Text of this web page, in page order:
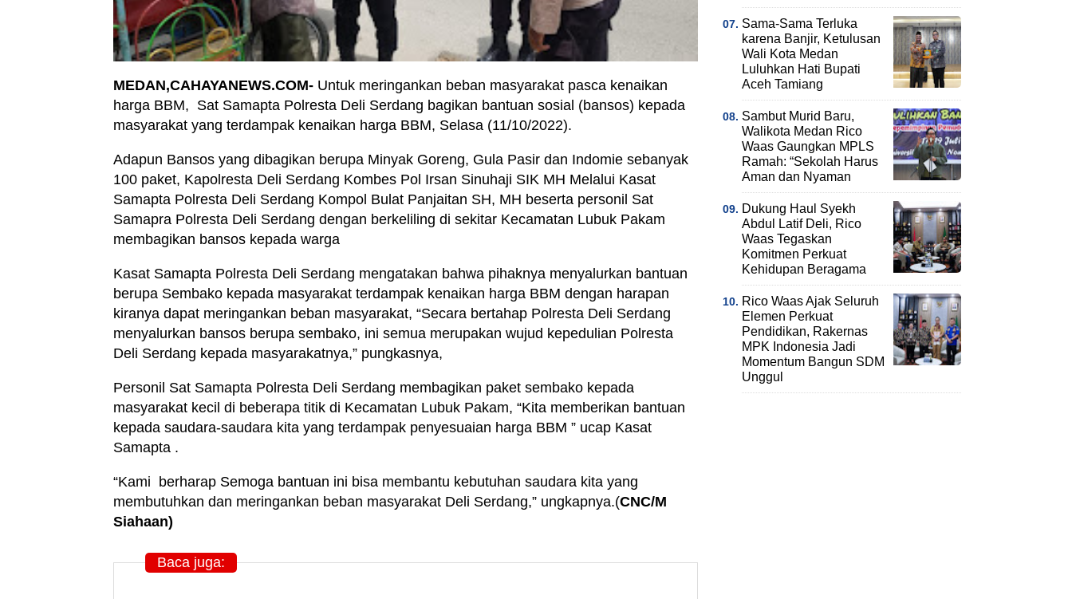
MEDAN,CAHAYANEWS.COM- Untuk meringankan beban masyarakat pasca kenaikan
harga BBM, Sat Samapta Polresta Deli Serdang bagikan bantuan sosial (bansos) kepada
masyarakat yang terdampak kenaikan harga BBM, Selasa (11/10/2022).
Adapun Bansos yang dibagikan berupa Minyak Goreng, Gula Pasir dan Indomie sebanyak
100 paket, Kapolresta Deli Serdang Kombes Pol Irsan Sinuhaji SIK MH Melalui Kasat
Samapta Polresta Deli Serdang Kompol Bulat Panjaitan SH, MH beserta personil Sat
Samapra Polresta Deli Serdang dengan berkeliling di sekitar Kecamatan Lubuk Pakam
membagikan bansos kepada warga
Kasat Samapta Polresta Deli Serdang mengatakan bahwa pihaknya menyalurkan bantuan
berupa Sembako kepada masyarakat terdampak kenaikan harga BBM dengan harapan
kiranya dapat meringankan beban masyarakat, “Secara bertahap Polresta Deli Serdang
menyalurkan bansos berupa sembako, ini semua merupakan wujud kepedulian Polresta
Deli Serdang kepada masyarakatnya,” pungkasnya,
Personil Sat Samapta Polresta Deli Serdang membagikan paket sembako kepada
masyarakat kecil di beberapa titik di Kecamatan Lubuk Pakam, “Kita memberikan bantuan
kepada saudara-saudara kita yang terdampak penyesuaian harga BBM ” ucap Kasat
Samapta .
“Kami berharap Semoga bantuan ini bisa membantu kebutuhan saudara kita yang
membutuhkan dan meringankan beban masyarakat Deli Serdang,” ungkapnya.(CNC/M
Siahaan)
Baca juga:
Sama-Sama Terluka
karena Banjir, Ketulusan
Wali Kota Medan
Luluhkan Hati Bupati
Aceh Tamiang
Sambut Murid Baru,
Walikota Medan Rico
Waas Gaungkan MPLS
Ramah: “Sekolah Harus
Aman dan Nyaman
Dukung Haul Syekh
Abdul Latif Deli, Rico
Waas Tegaskan
Komitmen Perkuat
Kehidupan Beragama
Rico Waas Ajak Seluruh
Elemen Perkuat
Pendidikan, Rakernas
MPK Indonesia Jadi
Momentum Bangun SDM
Unggul